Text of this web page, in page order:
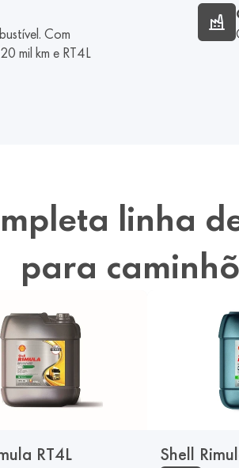
Com
mil km e RT4L
linha
para
RT4L Shell